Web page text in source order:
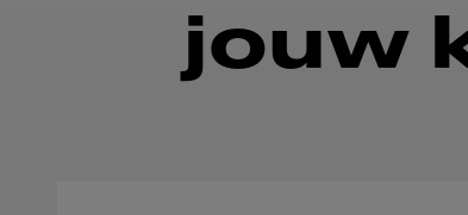
jouw